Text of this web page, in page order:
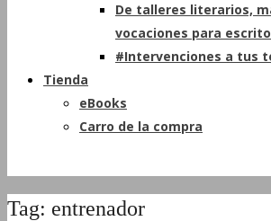
De talleres literarios,
vocaciones para
#Intervenciones a tus
Tienda
eBooks
Carro de la compra
Tag: entrenador